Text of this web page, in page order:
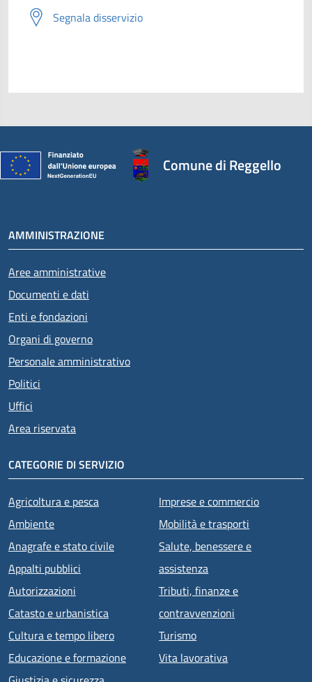
Segnala disservizio
Comune di Reggello
AMMINISTRAZIONE
Aree amministrative
Documenti e dati
Enti e fondazioni
Organi di governo
Personale amministrativo
Politici
Uffici
Area riservata
CATEGORIE DI SERVIZIO
Agricoltura e pesca
Ambiente
Anagrafe e stato civile
Appalti pubblici
Autorizzazioni
Catasto e urbanistica
Cultura e tempo libero
Educazione e formazione
Imprese e commercio
Mobilità e trasporti
Salute, benessere e
assistenza
Tributi, finanze e
contravvenzioni
Turismo
Vita lavorativa